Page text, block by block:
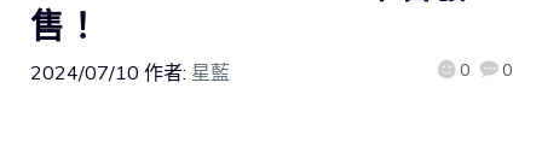
售！
2024/07/10 作者: 星藍 0 0